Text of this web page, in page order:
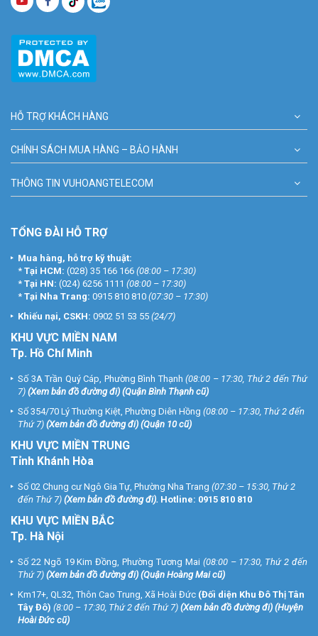
sử dụng và lắp đặt đơn giản. Sản phẩm nâng cao an ninh và tiện
chi tiết và lắp đặt chuyên nghiệp! Tham khảo thêm thông tin tại
Facebook Vuhoangtelecom
HỖ TRỢ KHÁCH HÀNG
CHÍNH SÁCH MUA HÀNG – BẢO HÀNH
THÔNG TIN VUHOANGTELECOM
TỔNG ĐÀI HỖ TRỢ
Mua hàng, hỗ trợ kỹ thuật:
* Tại HCM: (028) 35 166 166 (08:00 – 17:30)
* Tại HN: (024) 6256 1111 (08:00 – 17:30)
* Tại Nha Trang: 0915 810 810 (07:30 – 17:30)
Khiếu nại, CSKH: 0902 51 53 55 (24/7)
KHU VỰC MIỀN NAM
Tp. Hồ Chí Minh
Số 3A Trần Quý Cáp, Phường Bình Thạnh (08:00 – 17:30, Thứ 2 đến Thứ
7) (Xem bản đồ đường đi) (Quận Bình Thạnh cũ)
Số 354/70 Lý Thường Kiệt, Phường Diên Hồng (08:00 – 17:30, Thứ 2 đến
Thứ 7) (Xem bản đồ đường đi) (Quận 10 cũ)
KHU VỰC MIỀN TRUNG
Tỉnh Khánh Hòa
Số 02 Chung cư Ngô Gia Tự, Phường Nha Trang (07:30 – 15:30, Thứ 2
đến Thứ 7) (Xem bản đồ đường đi). Hotline: 0915 810 810
KHU VỰC MIỀN BẮC
Tp. Hà Nội
Số 22 Ngõ 19 Kim Đồng, Phường Tương Mai (08:00 – 17:30, Thứ 2 đến
Thứ 7) (Xem bản đồ đường đi) (Quận Hoàng Mai cũ)
Km17+, QL32, Thôn Cao Trung, Xã Hoài Đức (Đối diện Khu Đô Thị Tân
Tây Đô) (8:00 – 17:30, Thứ 2 đến Thứ 7) (Xem bản đồ đường đi) (Huyện
Hoài Đức cũ)